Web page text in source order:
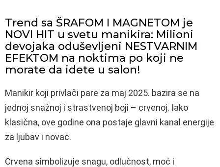
Trend sa ŠRAFOM I MAGNETOM je
NOVI HIT u svetu manikira: Milioni
devojaka oduševljeni NESTVARNIM
EFEKTOM na noktima po koji ne
morate da idete u salon!
Manikir koji privlači pare za maj 2025. bazira se na
jednoj snažnoj i strastvenoj boji – crvenoj. Iako
klasična, ove godine ona postaje glavni kanal energije
za ljubav i novac.
Crvena simbolizuje snagu, odlučnost, moć i